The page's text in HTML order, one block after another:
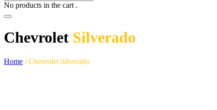
No products in the cart .
Chevrolet Silverado
Home /Chevrolet Silverado